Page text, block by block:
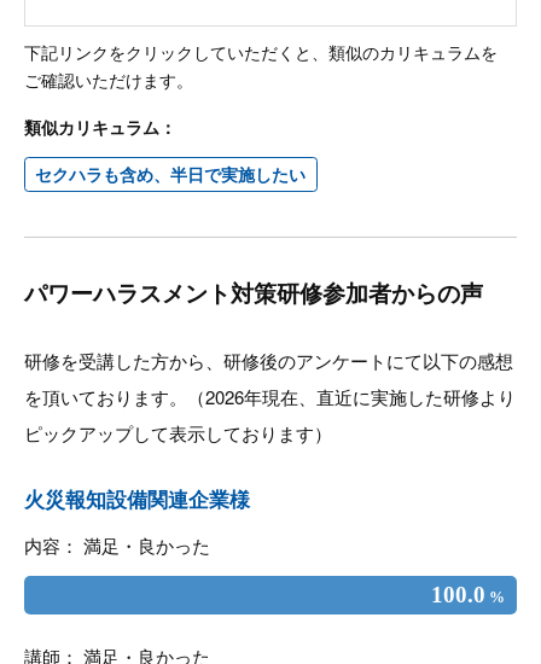
下記リンクをクリックしていただくと、類似のカリキュラムを
ご確認いただけます。
類似カリキュラム：
セクハラも含め、半日で実施したい
パワーハラスメント対策研修参加者からの声
研修を受講した方から、研修後のアンケートにて以下の感想
を頂いております。（2026年現在、直近に実施した研修より
ピックアップして表示しております）
火災報知設備関連企業様
内容： 満足・良かった
100.0 %
講師： 満足・良かった